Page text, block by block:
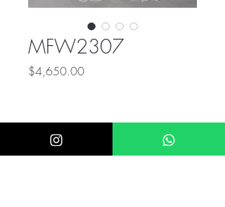
MFW2307
$4,650.00Precio